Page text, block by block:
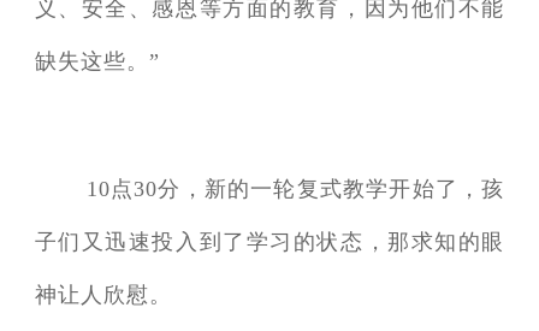
义、安全、感恩等方面的教育，因为他们不能
缺失这些。”
10点30分，新的一轮复式教学开始了，孩
子们又迅速投入到了学习的状态，那求知的眼
神让人欣慰。